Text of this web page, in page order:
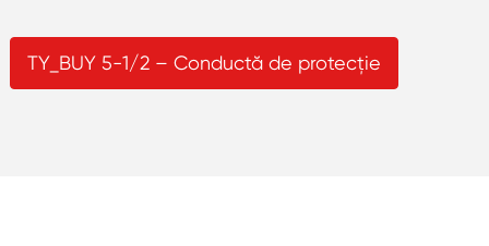
TY_BUY 5-1/2 – Conductă de protecție